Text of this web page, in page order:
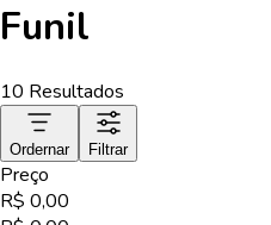
Funil
10 Resultados
Ordernar Filtrar
Preço
R$ 0,00